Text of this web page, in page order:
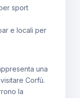
sport
e locali per
una
Corfù.
la